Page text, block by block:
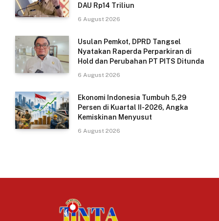
DAU Rp14 Triliun
6 August 2026
Usulan Pemkot, DPRD Tangsel
Nyatakan Raperda Perparkiran di
Hold dan Perubahan PT PITS Ditunda
6 August 2026
Ekonomi Indonesia Tumbuh 5,29
Persen di Kuartal II-2026, Angka
Kemiskinan Menyusut
6 August 2026